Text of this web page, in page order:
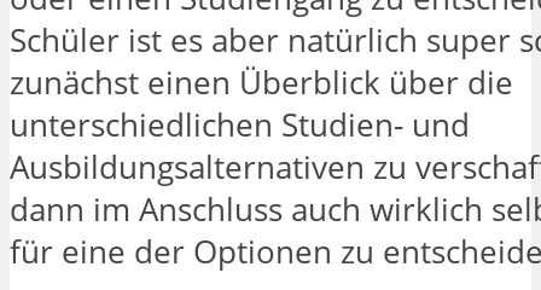
Schüler ist es aber natürlich super
zunächst einen Überblick über die
unterschiedlichen Studien- und
Ausbildungsalternativen zu
dann im Anschluss auch wirklich
für eine der Optionen zu